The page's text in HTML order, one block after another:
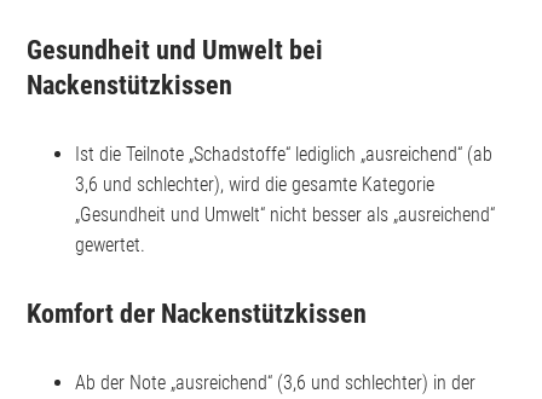
Gesundheit und Umwelt bei
Nackenstützkissen
Ist die Teilnote „Schadstoffe“ lediglich „ausreichend“ (ab
3,6 und schlechter), wird die gesamte Kategorie
„Gesundheit und Umwelt“ nicht besser als „ausreichend“
gewertet.
Komfort der Nackenstützkissen
Ab der Note „ausreichend“ (3,6 und schlechter) in der